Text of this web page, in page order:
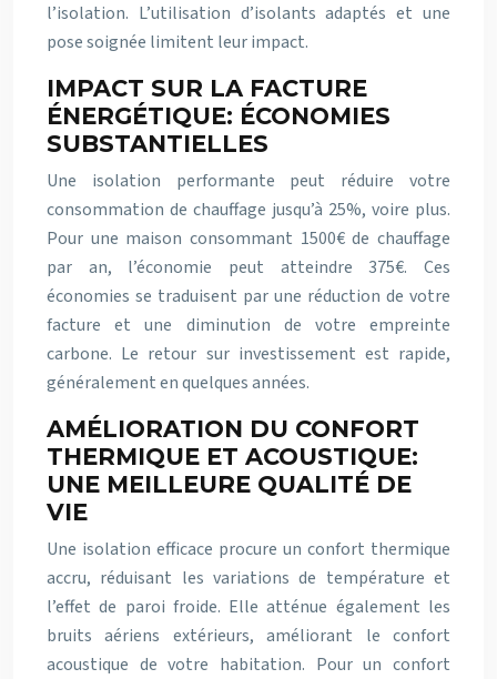
l’isolation. L’utilisation d’isolants adaptés et une
pose soignée limitent leur impact.
IMPACT SUR LA FACTURE
ÉNERGÉTIQUE: ÉCONOMIES
SUBSTANTIELLES
Une isolation performante peut réduire votre
consommation de chauffage jusqu’à 25%, voire plus.
Pour une maison consommant 1500€ de chauffage
par an, l’économie peut atteindre 375€. Ces
économies se traduisent par une réduction de votre
facture et une diminution de votre empreinte
carbone. Le retour sur investissement est rapide,
généralement en quelques années.
AMÉLIORATION DU CONFORT
THERMIQUE ET ACOUSTIQUE:
UNE MEILLEURE QUALITÉ DE
VIE
Une isolation efficace procure un confort thermique
accru, réduisant les variations de température et
l’effet de paroi froide. Elle atténue également les
bruits aériens extérieurs, améliorant le confort
acoustique de votre habitation. Pour un confort